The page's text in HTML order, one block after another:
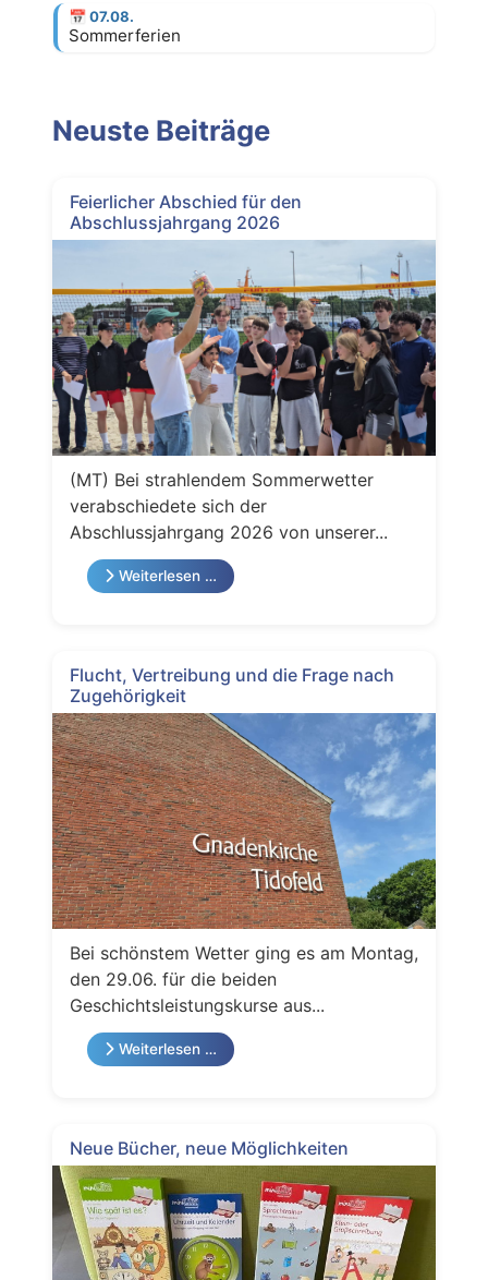
📅 07.08.
Sommerferien
Neuste Beiträge
Feierlicher Abschied für den
Abschlussjahrgang 2026
(MT) Bei strahlendem Sommerwetter
verabschiedete sich der
Abschlussjahrgang 2026 von unserer...
Weiterlesen …
Flucht, Vertreibung und die Frage nach
Zugehörigkeit
Bei schönstem Wetter ging es am Montag,
den 29.06. für die beiden
Geschichtsleistungskurse aus...
Weiterlesen …
Neue Bücher, neue Möglichkeiten